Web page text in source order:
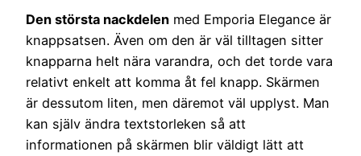
Den största nackdelen med Emporia Elegance är
knappsatsen. Även om den är väl tilltagen sitter
knapparna helt nära varandra, och det torde vara
relativt enkelt att komma åt fel knapp. Skärmen
är dessutom liten, men däremot väl upplyst. Man
kan själv ändra textstorleken så att
informationen på skärmen blir väldigt lätt att